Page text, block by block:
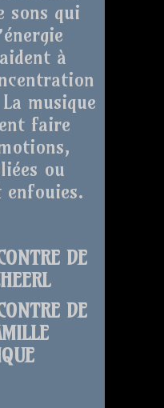
sons qui
à
musique
faire
ou
enfouies.
DE
DE